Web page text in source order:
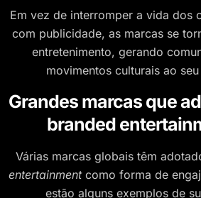
Em vez de interromper a vida dos
com publicidade, as marcas se
entretenimento, gerando
movimentos culturais ao
Grandes marcas que
branded
Várias marcas globais têm
entertainmentcomo forma de
estão alguns exemplos de